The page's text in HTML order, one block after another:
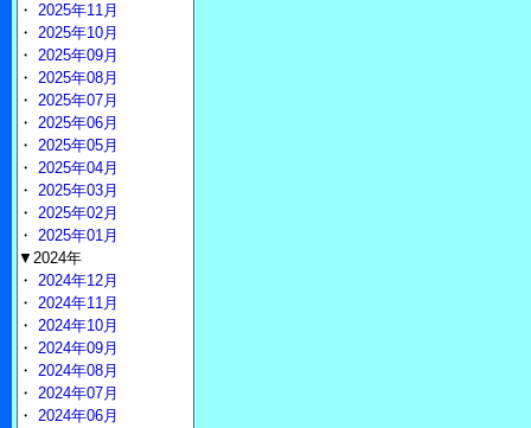
・ 2025年11月
・ 2025年10月
・ 2025年09月
・ 2025年08月
・ 2025年07月
・ 2025年06月
・ 2025年05月
・ 2025年04月
・ 2025年03月
・ 2025年02月
・ 2025年01月
▼2024年
・ 2024年12月
・ 2024年11月
・ 2024年10月
・ 2024年09月
・ 2024年08月
・ 2024年07月
・ 2024年06月